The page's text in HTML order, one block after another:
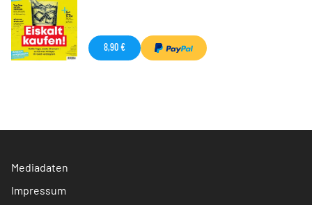
8,90 €
Mediadaten
Impressum